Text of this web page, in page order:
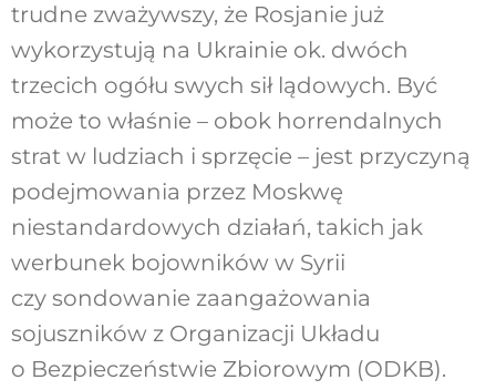
trudne zważywszy, że Rosjanie już
wykorzystują na Ukrainie ok. dwóch
trzecich ogółu swych sił lądowych. Być
może to właśnie – obok horrendalnych
strat w ludziach i sprzęcie – jest przyczyną
podejmowania przez Moskwę
niestandardowych działań, takich jak
werbunek bojowników w Syrii
czy sondowanie zaangażowania
sojuszników z Organizacji Układu
o Bezpieczeństwie Zbiorowym (ODKB).